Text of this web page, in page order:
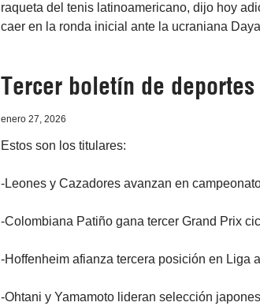
raqueta del tenis latinoamericano, dijo hoy
caer en la ronda inicial ante la ucraniana
Tercer boletín de deportes
enero 27, 2026
Estos son los titulares:
-Leones y Cazadores avanzan en
-Colombiana Patiño gana tercer Grand Prix
-Hoffenheim afianza tercera posición en Liga
-Ohtani y Yamamoto lideran selección